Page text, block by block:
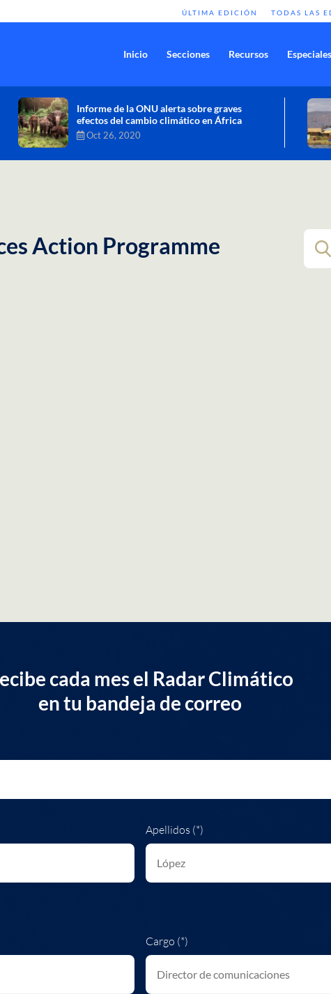
ÚLTIMA EDICIÓN TODAS LAS
Inicio Secciones Recursos Especiales
Comisión de Alto Nivel de Cambio
Climático aprueba nueva ambición
climática del Perú
Dic 16, 2020
Action Programme
cada mes el Radar Climático
en tu bandeja de correo
Apellidos (*)
Cargo (*)